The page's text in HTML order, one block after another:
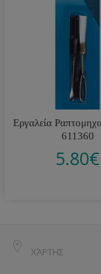
Εργαλεία
611360
5.80€
ΧΆΡΤΗΣ